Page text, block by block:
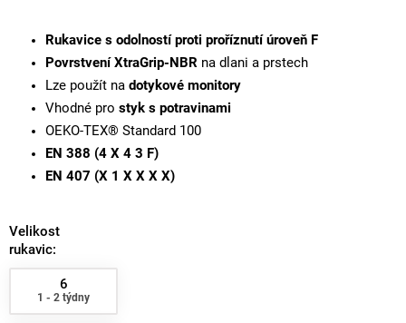
Rukavice s odolností proti proříznutí úroveň F
Povrstvení XtraGrip-NBR na dlani a prstech
Lze použít na dotykové monitory
Vhodné pro styk s potravinami
OEKO-TEX® Standard 100
EN 388 (4 X 4 3 F)
EN 407 (X 1 X X X X)
Velikost
rukavic:
6
1 - 2 týdny